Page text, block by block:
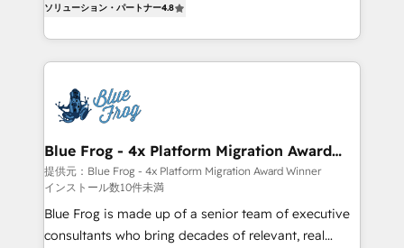
Migration, Custom Integration & Platform
Enablement -Onboarded over 500 businesses to
HubSpot -Top 1% of partners worldwide -In-house
get more from your investment in HubSpot.
www.bbdboom.com
maximizing EBITDA and achieving Commercial
Excellence. With our targeted processes, we
strengthen your digital transformation and minimize
Implementation partner, we provide expertise to
drive your business forward. Since 2015 we are fully
dedicated to HubSpot and with an experienced
team (50+), we work with reputable companies in
B2B sectors such as manufacturing, SaaS and
business services. We prepare a customized
business case that demonstrates the value and
ソリューション・パートナー4.8
Blue Frog - 4x Platform Migration Award
Winner
提供元：Blue Frog - 4x Platform Migration Award Winner
インストール数10件未満
Blue Frog is made up of a senior team of executive
consultants who bring decades of relevant, real